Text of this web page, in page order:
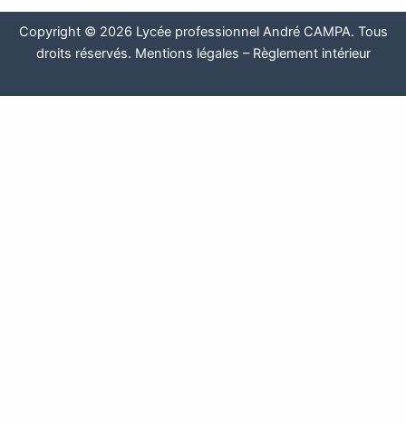
Copyright © 2026 Lycée professionnel André CAMPA. Tous
droits réservés. Mentions légales – Règlement intérieur